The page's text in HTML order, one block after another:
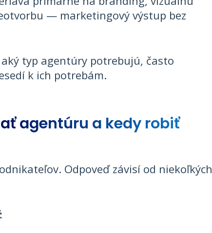
— marketingový výstup bez
typ agentúry potrebujú, často
k ich potrebám.
agentúru a kedy robiť
Odpoveď závisí od niekoľkých